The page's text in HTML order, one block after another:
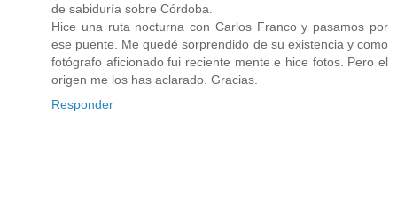
de sabiduría sobre Córdoba.
Hice una ruta nocturna con Carlos Franco y pasamos por
ese puente. Me quedé sorprendido de su existencia y como
fotógrafo aficionado fui reciente mente e hice fotos. Pero el
origen me los has aclarado. Gracias.
Responder